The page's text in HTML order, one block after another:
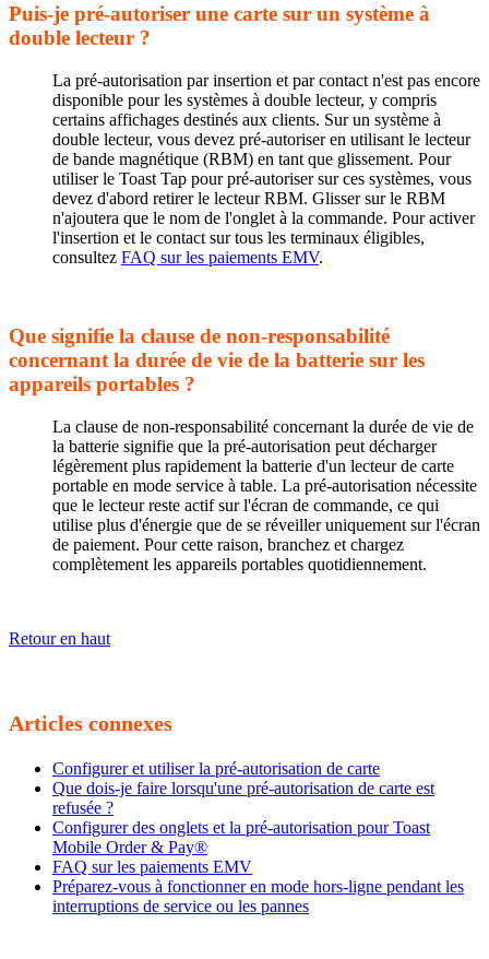
Puis-je pré-autoriser une carte sur un système à
double lecteur ?
La pré-autorisation par insertion et par contact n'est pas encore
disponible pour les systèmes à double lecteur, y compris
certains affichages destinés aux clients. Sur un système à
double lecteur, vous devez pré-autoriser en utilisant le lecteur
de bande magnétique (RBM) en tant que glissement. Pour
utiliser le Toast Tap pour pré-autoriser sur ces systèmes, vous
devez d'abord retirer le lecteur RBM. Glisser sur le RBM
n'ajoutera que le nom de l'onglet à la commande. Pour activer
l'insertion et le contact sur tous les terminaux éligibles,
consultez FAQ sur les paiements EMV.
Que signifie la clause de non-responsabilité
concernant la durée de vie de la batterie sur les
appareils portables ?
La clause de non-responsabilité concernant la durée de vie de
la batterie signifie que la pré-autorisation peut décharger
légèrement plus rapidement la batterie d'un lecteur de carte
portable en mode service à table. La pré-autorisation nécessite
que le lecteur reste actif sur l'écran de commande, ce qui
utilise plus d'énergie que de se réveiller uniquement sur l'écran
de paiement. Pour cette raison, branchez et chargez
complètement les appareils portables quotidiennement.
Retour en haut
Articles connexes
Configurer et utiliser la pré-autorisation de carte
Que dois-je faire lorsqu'une pré-autorisation de carte est
refusée ?
Configurer des onglets et la pré-autorisation pour Toast
Mobile Order & Pay®
FAQ sur les paiements EMV
Préparez-vous à fonctionner en mode hors-ligne pendant les
interruptions de service ou les pannes